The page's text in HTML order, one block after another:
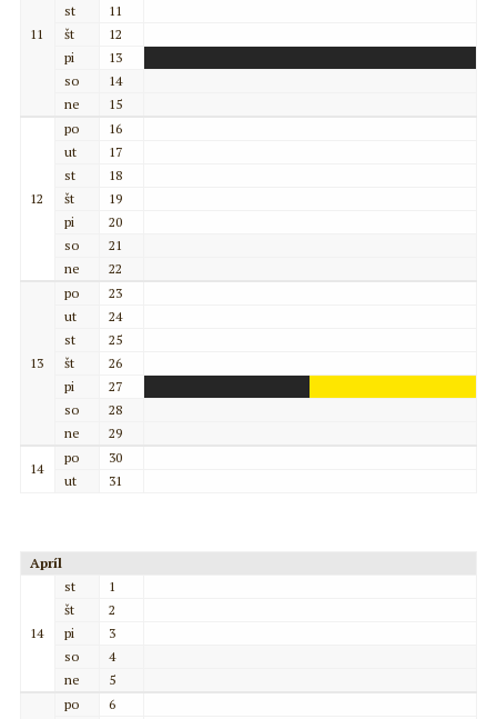
11
st
11
št
12
pi
13
so
14
ne
15
12
po
16
ut
17
st
18
št
19
pi
20
so
21
ne
22
13
po
23
ut
24
st
25
št
26
pi
27
so
28
ne
29
14
po
30
ut
31
Apríl
14
st
1
št
2
pi
3
so
4
ne
5
po
6